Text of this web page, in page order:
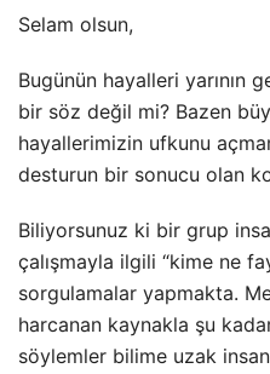
Selam olsun,
Bugünün hayalleri yarının
bir söz değil mi? Bazen
hayallerimizin ufkunu
desturun bir sonucu olan
Biliyorsunuz ki bir grup
çalışmayla ilgili “kime ne
sorgulamalar yapmakta.
harcanan kaynakla şu
söylemler bilime uzak